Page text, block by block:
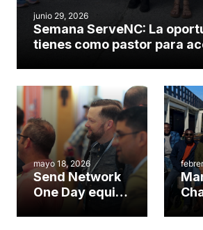
junio 29, 2026
Semana ServeNC: La
tienes como pastor para
mayo 18, 2026
Send Network
One Day equips